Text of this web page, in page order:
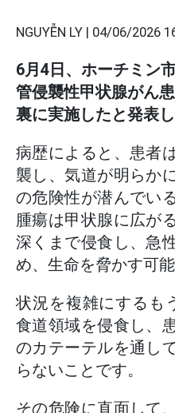
NGUYỄN LY | 04/06/2026
6月4日、ホーチミン
管侵襲性甲状腺がん
裏に実施したと発表し
病歴によると、患者
襲し、気道が明らか
の危険性が潜んでい
腫瘍は甲状腺に広が
深くまで侵食し、急
め、生命を脅かす可
状況を複雑にするも
食道領域を侵食し、
のカテーテルを通し
らないことです。
その危険に直面して